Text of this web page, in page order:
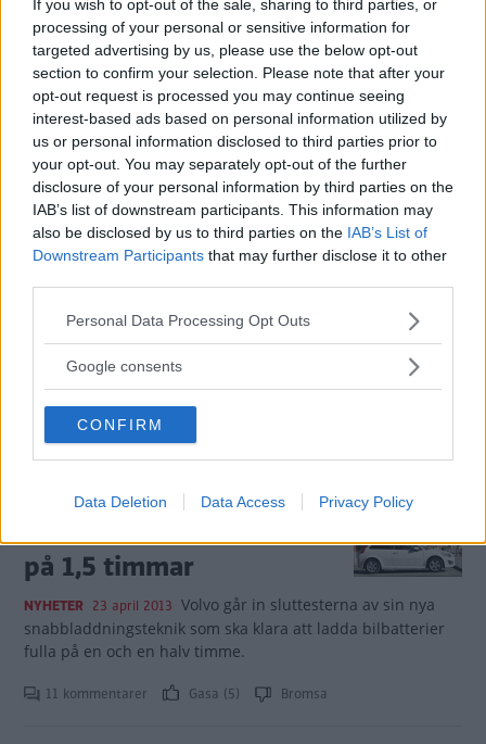
If you wish to opt-out of the sale, sharing to third parties, or
processing of your personal or sensitive information for
targeted advertising by us, please use the below opt-out
section to confirm your selection. Please note that after your
opt-out request is processed you may continue seeing
interest-based ads based on personal information utilized by
us or personal information disclosed to third parties prior to
your opt-out. You may separately opt-out of the further
disclosure of your personal information by third parties on the
IAB’s list of downstream participants. This information may
also be disclosed by us to third parties on the IAB’s List of
Downstream Participants that may further disclose it to other
Please note that this website/app uses one or more Google
not limited to your visit or usage behaviour. You may click to
use your data for below specified purposes in below Google
consent section.
Personal Data Processing Opt Outs
Google consents
CONFIRM
Data Deletion Data Access Privacy Policy
Podradio: Allt om Volvo C30
Electric
NYHETER 28 maj 2013 Vad har Volvo för planer med elbilen
C30 Electric? Volvos elbilsexpert Johan Konnberg förklarar i
Vi Bilägares podradio.
2 kommentarer Gasa (7) Bromsa (6)
Volvo C30 Electric –
provkörningen
NYHETER 22 maj 2013 Volvo C30 har lagts ned – men elbilen
rapporterar från provkörningen.
8 kommentarer Gasa (4) Bromsa (10)
Volvo laddar batteriet
på 1,5 timmar
NYHETER 23 april 2013 Volvo går in sluttesterna av sin nya
snabbladdningsteknik som ska klara att ladda bilbatterier
fulla på en och en halv timme.
11 kommentarer Gasa (5) Bromsa